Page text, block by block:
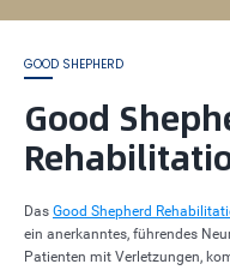
GOOD SHEPHERD
Good
Das Good Shepherd
ein anerkanntes, führendes
Patienten mit Verletzungen,